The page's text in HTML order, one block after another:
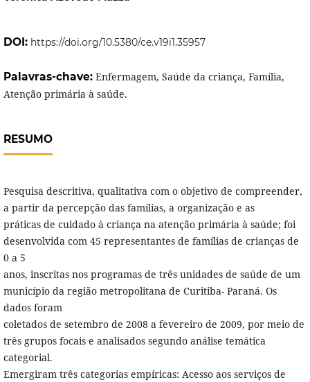
DOI: https://doi.org/10.5380/ce.v19i1.35957
Palavras-chave: Enfermagem, Saúde da criança, Família,
Atenção primária à saúde.
RESUMO
Pesquisa descritiva, qualitativa com o objetivo de compreender,
a partir da percepção das famílias, a organização e as
práticas de cuidado à criança na atenção primária à saúde; foi
desenvolvida com 45 representantes de famílias de crianças de
0 a 5
anos, inscritas nos programas de três unidades de saúde de um
município da região metropolitana de Curitiba- Paraná. Os
dados foram
coletados de setembro de 2008 a fevereiro de 2009, por meio de
três grupos focais e analisados segundo análise temática
categorial.
Emergiram três categorias empíricas: Acesso aos serviços de